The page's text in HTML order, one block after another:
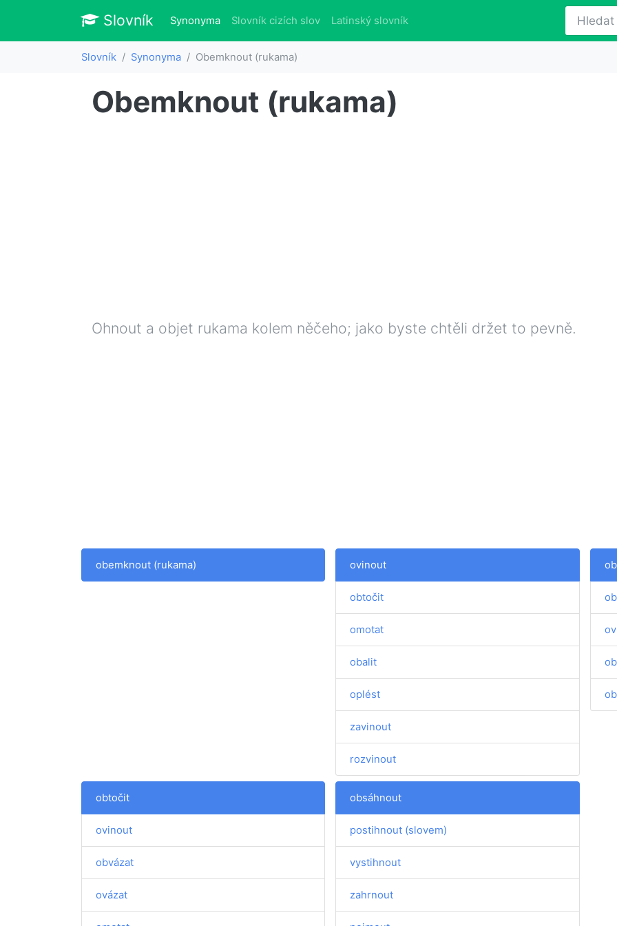
Slovník Slovník
Synonyma(aktuálně)
Slovník cizích slov Latinský slovník
Slovník Synonyma Obemknout (rukama)
Obemknout (rukama)
Ohnout a objet rukama kolem něčeho; jako byste chtěli držet to pevně.
obemknout (rukama) ovinout
obtočit
omotat
obalit
oplést
zavinout
rozvinout
obtočit
ovinout
obvázat
ovázat
obsáhnout
postihnout (slovem)
vystihnout
zahrnout